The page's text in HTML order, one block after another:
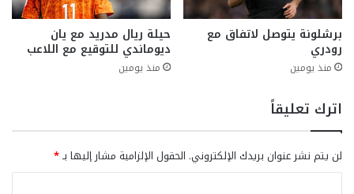
برشلونة يتوصل لاتفاق مع
رودري
منذ يومين
حيلة ريال مدريد مع يان
ديوماندي للتوقيع مع اللاعب
منذ يومين
اترك تعليقاً
لن يتم نشر عنوان بريدك الإلكتروني. الحقول الإلزامية مشار إليها بـ*